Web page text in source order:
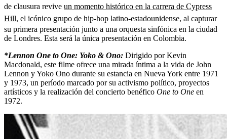
de clausura revive un momento histórico en la carrera de Cypress
Hill, el icónico grupo de hip-hop latino-estadounidense, al capturar
su primera presentación junto a una orquesta sinfónica en la ciudad
de Londres. Esta será la única presentación en Colombia.
*Lennon One to One: Yoko & Ono: Dirigido por Kevin
Macdonald, este filme ofrece una mirada íntima a la vida de John
Lennon y Yoko Ono durante su estancia en Nueva York entre 1971
y 1973, un período marcado por su activismo político, proyectos
artísticos y la realización del concierto benéfico One to One en
1972.